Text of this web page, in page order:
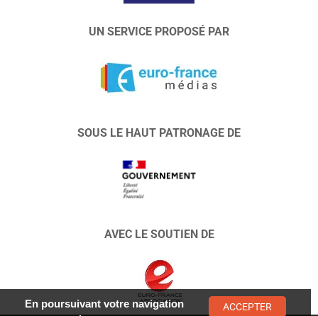
UN SERVICE PROPOSÉ PAR
SOUS LE HAUT PATRONAGE DE
AVEC LE SOUTIEN DE
En poursuivant votre navigation
ACCEPTER